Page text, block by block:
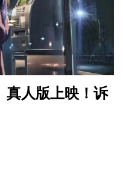
真人版上映！诉